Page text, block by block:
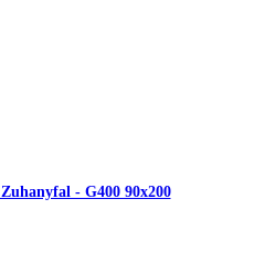
- G400 90x200